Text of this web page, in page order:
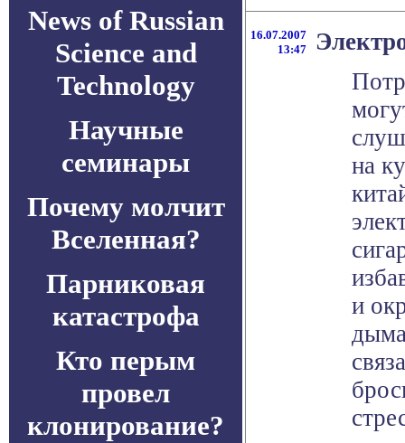
News of Russian
Science and
Technology
Научные
семинары
Почему молчит
Вселенная?
Парниковая
катастрофа
Кто перым
провел
клонирование?
16.07.2007
13:47
на
и